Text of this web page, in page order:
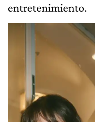
entretenimiento.